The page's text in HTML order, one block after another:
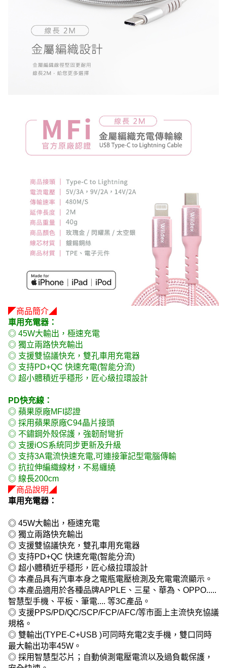
◤商品簡介◢
車用充電器：
◎ 45W大輸出，極速充電
◎ 獨立兩路快充輸出
◎ 支援雙協議快充，雙孔車用充電器
◎ 支持PD+QC 快速充電(智能分流)
◎ 超小體積近乎穩形，匠心級拉環設計
PD快充線：
◎ 蘋果原廠MFI認證
◎ 採用蘋果原廠C94晶片接頭
◎ 不鏽鋼外殼保護，強韌耐彎折
◎ 支援iOS系統同步更新及升級
◎ 支持3A電流快速充電,可連接筆記型電腦傳輸
◎ 抗拉伸編織線材，不易纏繞
◎ 線長200cm
◤商品說明◢
車用充電器：
◎ 45W大輸出，極速充電
◎ 獨立兩路快充輸出
◎ 支援雙協議快充，雙孔車用充電器
◎ 支持PD+QC 快速充電(智能分流)
◎ 超小體積近乎穩形，匠心級拉環設計
◎ 本產品具有汽車本身之電瓶電壓檢測及充電電流顯示。
◎ 本產品適用於各種品牌APPLE、三星、華為、OPPO.....
智慧型手機、平板、筆電.... 等3C產品。
◎ 支援PPS/PD/QC/SCP/FCP/AFC/等市面上主流快充協議
規格。
◎ 雙輸出(TYPE-C+USB )可同時充電2支手機，雙口同時
最大輸出功率45W。
◎ 採用智慧型芯片；自動偵測電壓電流以及過負載保護，